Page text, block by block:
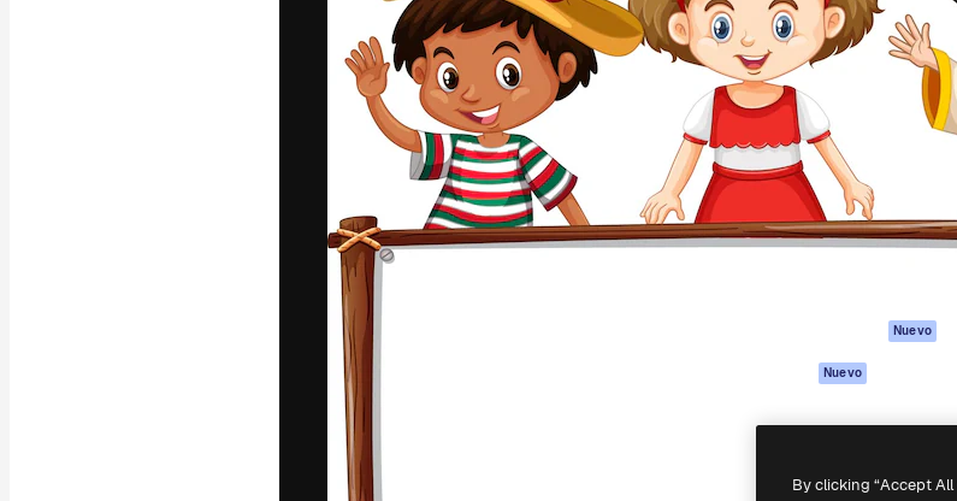
Modelos 3D
Fuentes
La plataforma creativa para dirigir tu mejor
trabajo. Más de un millón de suscriptores
entre creativos, empresas, agencias y
estudios.
Español
Productos
Spaces
Asistente de IA
Generador de
imágenes
Generador de
vídeos
Texto a voz
Nuevo
Nuevo
App móvil
herramientas
By clicking “Accept